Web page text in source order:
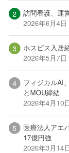
訪問看護、運
2026年6月4日
ホスピス入居
2026年5月7日
フィジカルAI
とMOU締結
2026年4月10
医療法人アエ
17億円強
2026年3月14